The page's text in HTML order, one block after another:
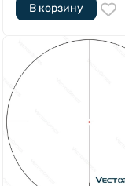
В корзину